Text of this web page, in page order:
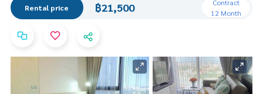
Rental price ฿21,500
Contract
12 Month